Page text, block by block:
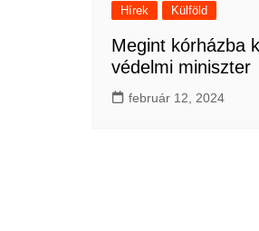
Hírek Külföld
Megint kórházba
védelmi miniszter
február 12, 2024